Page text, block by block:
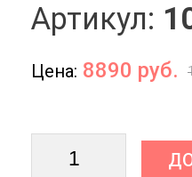
Артикул:
Цена: 8890 руб.